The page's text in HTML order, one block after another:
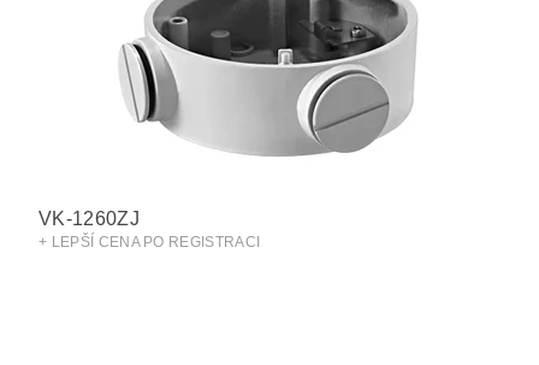
VK-1260ZJ
+ LEPŠÍ CENA PO REGISTRACI